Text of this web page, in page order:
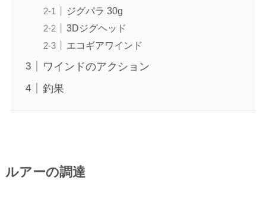
ジグパラ 30g
3Dジグヘッド
エコギアワインド
ワインドのアクション
釣果
ルアーの調達